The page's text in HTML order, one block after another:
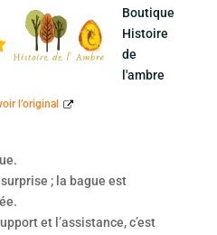
Boutique
Histoire
de
l'ambre
l’original
; la bague est
et l’assistance, c’est